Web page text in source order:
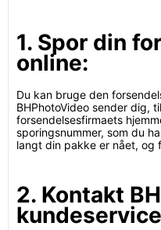
1. Spor din
online:
Du kan bruge den
BHPhotoVideo sender dig,
forsendelsesfirmaets
sporingsnummer, som du
langt din pakke er nået, og
2. Kontakt